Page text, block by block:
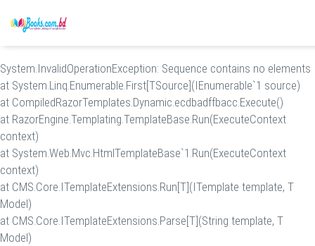
System.InvalidOperationException: Sequence contains no elements
at System.Linq.Enumerable.First[TSource](IEnumerable`1 source)
at CompiledRazorTemplates.Dynamic.ecdbadffbacc.Execute()
at RazorEngine.Templating.TemplateBase.Run(ExecuteContext
context)
at System.Web.Mvc.HtmlTemplateBase`1.Run(ExecuteContext
context)
at CMS.Core.ITemplateExtensions.Run[T](ITemplate template, T
Model)
at CMS.Core.ITemplateExtensions.Parse[T](String template, T
Model)